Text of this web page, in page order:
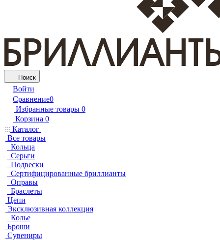
Поиск
Войти
Сравнение0
Избранные товары 0
Корзина 0
Каталог
Все товары
Кольца
Серьги
Подвески
Сертифицированные бриллианты
Оправы
Браслеты
Цепи
Эксклюзивная коллекция
Колье
Броши
Сувениры